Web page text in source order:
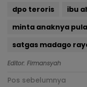
dpo teroris
ibu
minta anaknya
satgas madago
Editor: Firmansyah
Navigasi
Pos sebelumnya